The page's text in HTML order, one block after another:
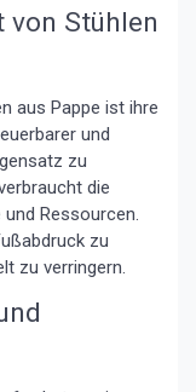
Stühlen
aus Pappe ist ihre
und
zu
die
Ressourcen.
zu
zu verringern.